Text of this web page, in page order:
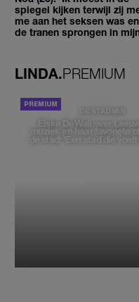
spiegel kijken terwijl zij
me aan het seksen was en
de tranen sprongen in
LINDA.PREMIUM
DE STAD VAN
Elske DeWall over
muziek en haar favoriete
de stad: 'Een stad die voelt